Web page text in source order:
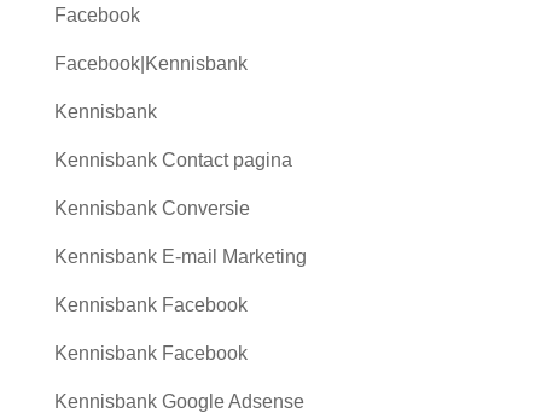
Facebook
Facebook|Kennisbank
Kennisbank
Kennisbank Contact pagina
Kennisbank Conversie
Kennisbank E-mail Marketing
Kennisbank Facebook
Kennisbank Facebook
Kennisbank Google Adsense